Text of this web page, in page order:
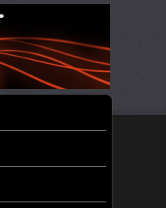
PRINCIPALE
SECONDAIRE